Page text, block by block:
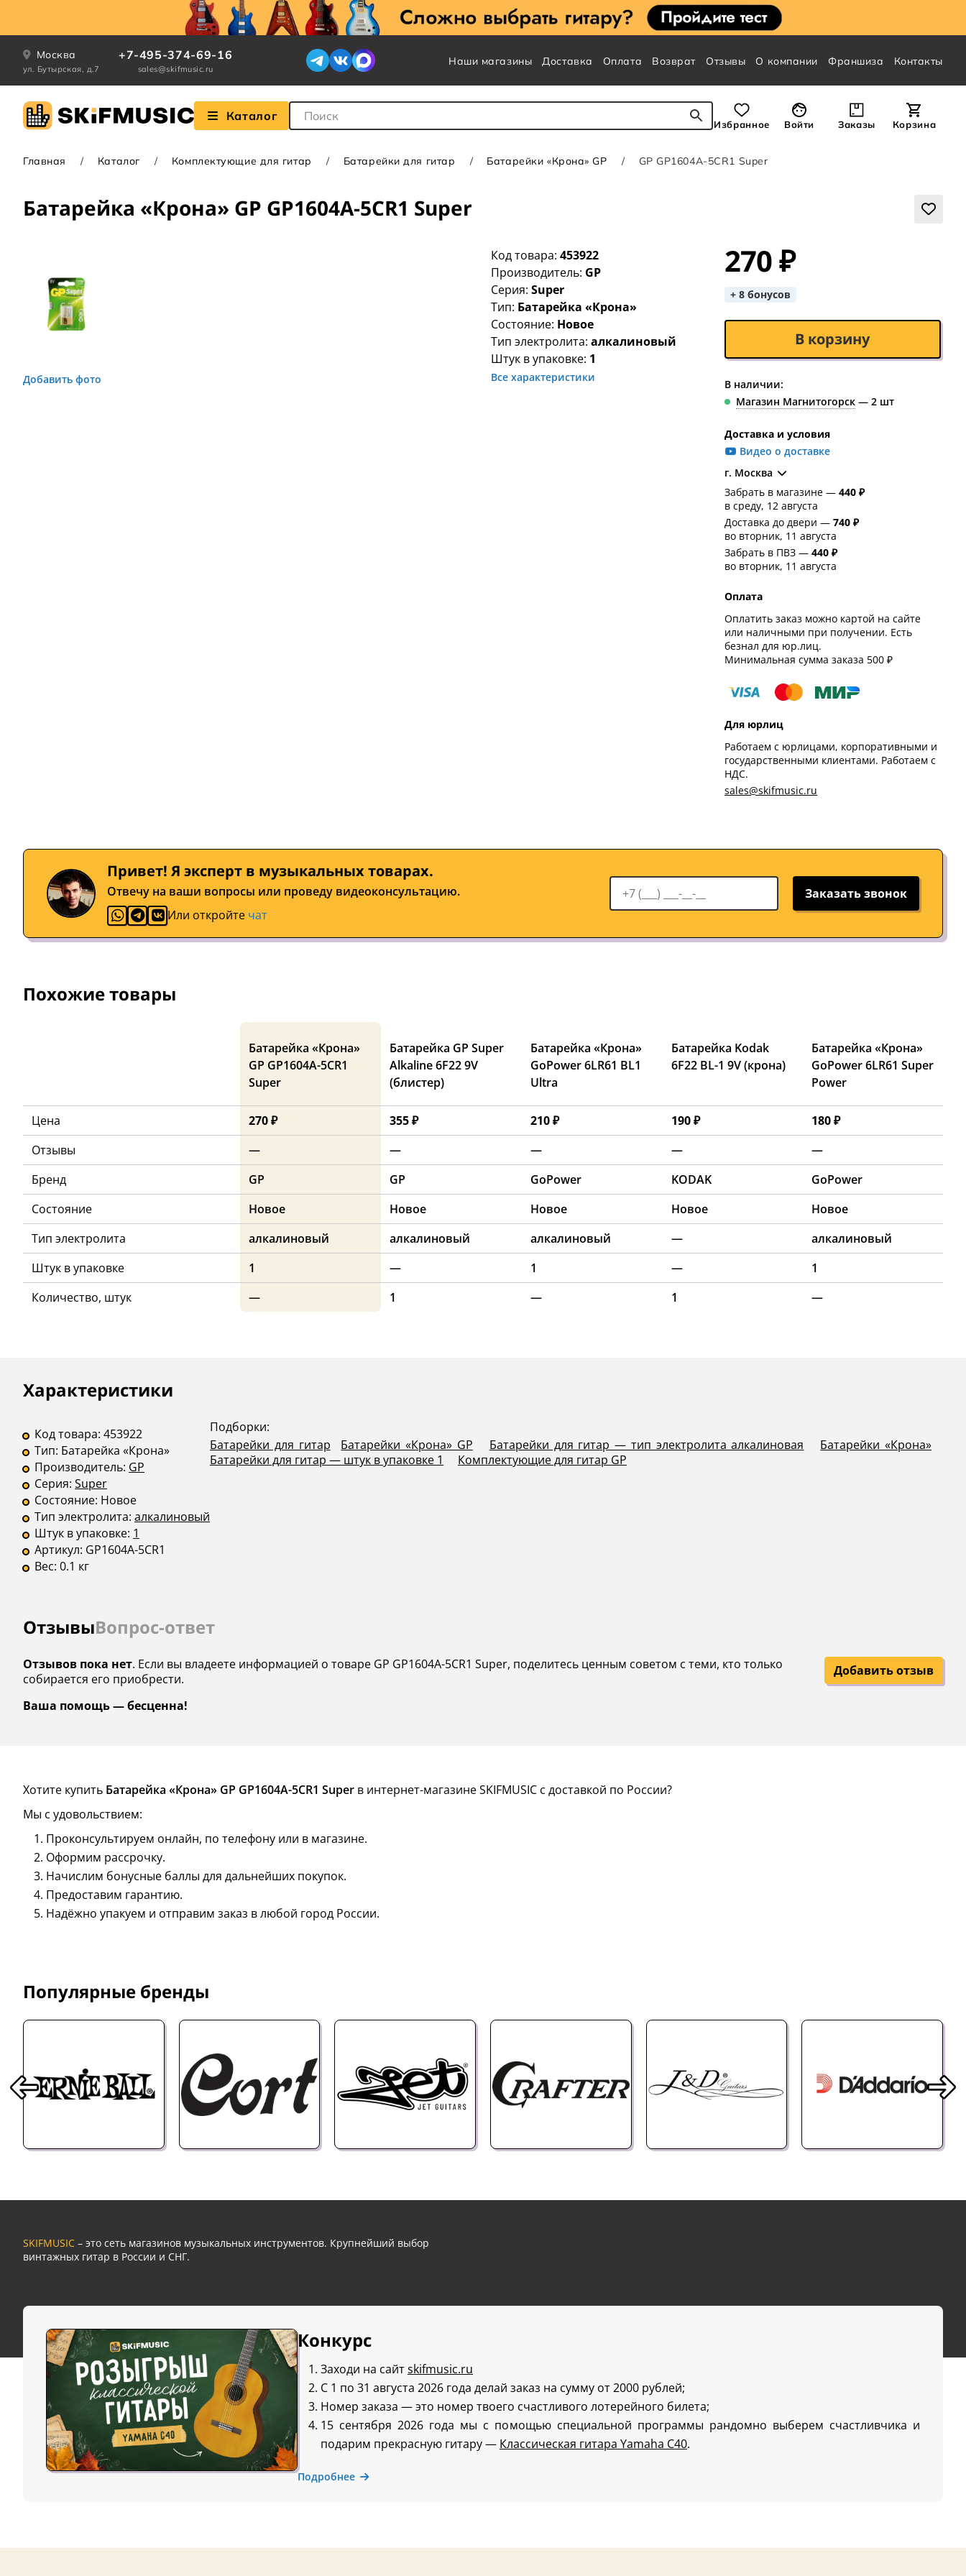
Москва
ул. Бутырская, д.7
+7-495-374-69-16
sales@skifmusic.ru
Наши магазины Доставка Оплата Возврат Отзывы О компании Франшиза Контакты
Каталог Поле для Поиска
Избранное Войти Заказы Корзина
Главная Каталог Комплектующие для гитар Батарейки для гитар Батарейки «Крона» GP GP GP1604A-5CR1 Super
Батарейка «Крона» GP GP1604A-5CR1 Super
Добавить фото
Код товара:453922
Производитель: GP
Серия:Super
Тип: Батарейка «Крона»
Состояние: Новое
Тип электролита:алкалиновый
Штук в упаковке: 1
Все характеристики
270 ₽
+ 8 бонусов
В корзину
В наличии:
Магазин Магнитогорск— 2 шт
Доставка и условия
Видео о доставке
г. Москва
Забрать в магазине — 440 ₽
в среду, 12 августа
Доставка до двери — 740 ₽
во вторник, 11 августа
Забрать в ПВЗ — 440 ₽
во вторник, 11 августа
Оплата
Оплатить заказ можно картой на сайте
или наличными при получении. Есть
безнал для юр.лиц.
Минимальная сумма заказа 500 ₽
Для юрлиц
Работаем с юрлицами, корпоративными и
государственными клиентами. Работаем с
НДС.
sales@skifmusic.ru
Привет! Я эксперт в музыкальных товарах.
Отвечу на ваши вопросы или проведу видеоконсультацию.
Или откройте чат
Заказать звонок
Похожие товары
Батарейка «Крона»
GP GP1604A-5CR1
Super
Батарейка GP Super
Alkaline 6F22 9V
(блистер)
Батарейка «Крона»
GoPower 6LR61 BL1
Ultra
Батарейка Kodak
6F22 BL-1 9V (крона)
Батарейка «Крона»
GoPower 6LR61 Super
Power
Цена 270 ₽ 355 ₽ 210 ₽ 190 ₽
180 ₽
Отзывы
— — — —
—
Бренд
GP GP GoPower KODAK
GoPower
Состояние
Новое Новое Новое Новое
Новое
Тип электролита
алкалиновый алкалиновый алкалиновый —
алкалиновый
Штук в упаковке
1 — 1 —
1
Количество, штук
— 1 — 1 —
Описание
Характеристики
Инструкции
Код товара: 453922
Тип: Батарейка «Крона»
Производитель: GP
Серия: Super
Состояние: Новое
Тип электролита: алкалиновый
Штук в упаковке: 1
Артикул: GP1604A-5CR1
Вес: 0.1 кг
Подборки:
Батарейки для гитар
Батарейки «Крона» GP Батарейки для гитар — тип электролита алкалиновая
Батарейки «Крона»
Батарейки для гитар — штук в упаковке 1
Комплектующие для гитар GP
ОтзывыВопрос-ответ
Отзывов пока нет. Если вы владеете информацией о товаре GP GP1604A-5CR1 Super, поделитесь ценным советом с теми, кто только
собирается его приобрести.
Ваша помощь — бесценна!
Добавить отзыв
Хотите купить Батарейка «Крона» GP GP1604A-5CR1 Super в интернет-магазине SKIFMUSIC с доставкой по России?
Мы с удовольствием:
Проконсультируем онлайн, по телефону или в магазине.
Оформим рассрочку.
Начислим бонусные баллы для дальнейших покупок.
Предоставим гарантию.
Надёжно упакуем и отправим заказ в любой город России.
Популярные бренды
SKIFMUSIC – это сеть магазинов музыкальных инструментов. Крупнейший выбор
винтажных гитар в России и СНГ.
Конкурс
Заходи на сайтskifmusic.ru
С 1 по 31 августа 2026 года делай заказ на сумму от 2000 рублей;
Номер заказа — это номер твоего счастливого лотерейного билета;
15 сентября 2026 года мы с помощью специальной программы рандомно выберем счастливчика и
подарим прекрасную гитару — Классическая гитара Yamaha C40.
Подробнее